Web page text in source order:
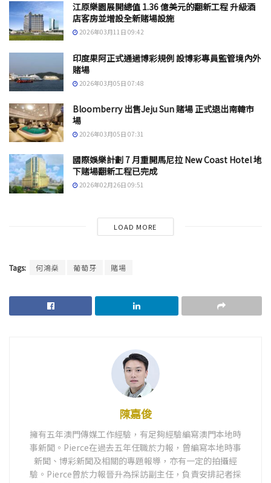
江原樂園展開總值 1.36 億美元的翻新工程 升級酒
店客房並增設全新賭場設施
2026年03月11日 09:42
印度果阿正式通過博彩規例 設博彩專員監管境內外
賭場
2026年03月05日 07:48
Bloomberry 出售Jeju Sun 賭場 正式退出南韓市
場
2026年03月05日 07:31
國際娛樂計劃 7 月重開馬尼拉 New Coast Hotel 地
下賭場翻新工程已完成
2026年02月26日 09:51
LOAD MORE
Tags: 何鴻燊 葡萄牙 賭場
陳嘉俊
擁有五年澳門傳媒工作經驗，有足夠經驗編寫澳門本地時
事新聞。Pierce在過去五年任職於力報，曾編寫本地時事
新聞、博彩新聞及相關的專題報導，亦有一定的拍攝經
驗。Pierce曾於力報晉升為採訪副主任，負責安排記者採